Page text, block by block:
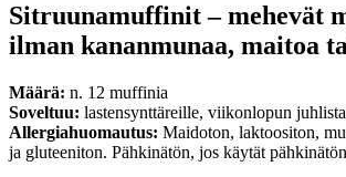
Sitruunamuffinit – mehevät
ilman kananmunaa, maitoa
Määrä: n. 12 muffinia
Soveltuu: lastensynttäreille, viikonlopun
Allergiahuomautus: Maidoton, laktoositon,
ja gluteeniton. Pähkinätön, jos käytät